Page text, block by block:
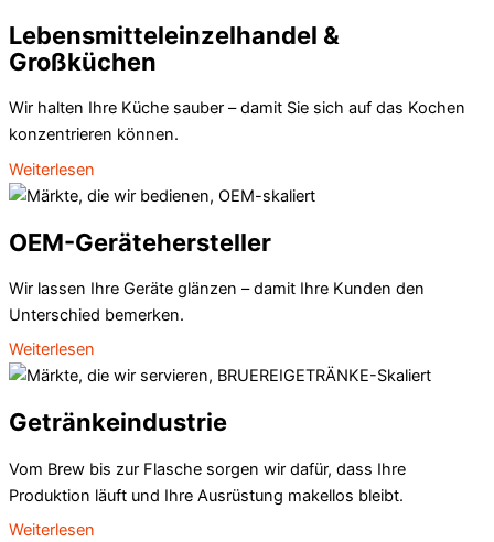
Lebensmitteleinzelhandel &
Großküchen
Wir halten Ihre Küche sauber – damit Sie sich auf das Kochen
konzentrieren können.
Weiterlesen
OEM-Gerätehersteller
Wir lassen Ihre Geräte glänzen – damit Ihre Kunden den
Unterschied bemerken.
Weiterlesen
Getränkeindustrie
Vom Brew bis zur Flasche sorgen wir dafür, dass Ihre
Produktion läuft und Ihre Ausrüstung makellos bleibt.
Weiterlesen